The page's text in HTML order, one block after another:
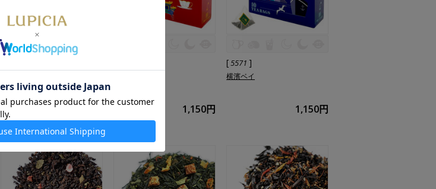
1,300円 1,150円
[5571 ]
横濱ベイ
1,150円